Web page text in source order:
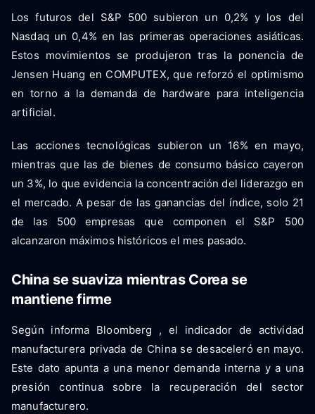
Los futuros del S&P 500 subieron un 0,2% y los del
Nasdaq un 0,4% en las primeras operaciones asiáticas.
Estos movimientos se produjeron tras la ponencia de
Jensen Huang en COMPUTEX, que reforzó el optimismo
en torno a la demanda de hardware para inteligencia
artificial.
Las acciones tecnológicas subieron un 16% en mayo,
mientras que las de bienes de consumo básico cayeron
un 3%, lo que evidencia la concentración del liderazgo en
el mercado. A pesar de las ganancias del índice, solo 21
de las 500 empresas que componen el S&P 500
alcanzaron máximos históricos el mes pasado.
China se suaviza mientras Corea se
mantiene firme
Según informa Bloomberg , el indicador de actividad
manufacturera privada de China se desaceleró en mayo.
Este dato apunta a una menor demanda interna y a una
presión continua sobre la recuperación del sector
manufacturero.